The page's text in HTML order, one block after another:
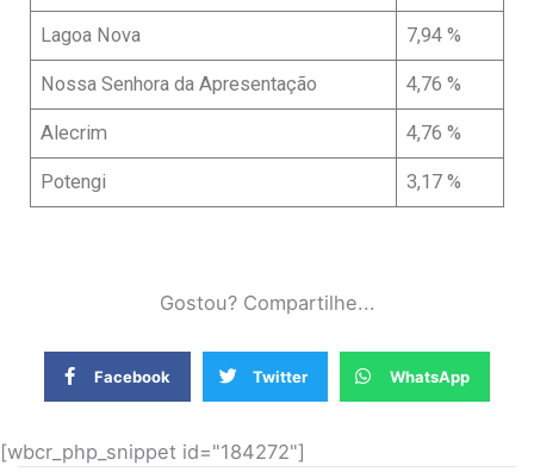
Lagoa Nova 7,94 %
Nossa Senhora da Apresentação 4,76 %
Alecrim 4,76 %
Potengi 3,17 %
Gostou? Compartilhe...
Facebook Twitter WhatsApp
[wbcr_php_snippet id="184272"]